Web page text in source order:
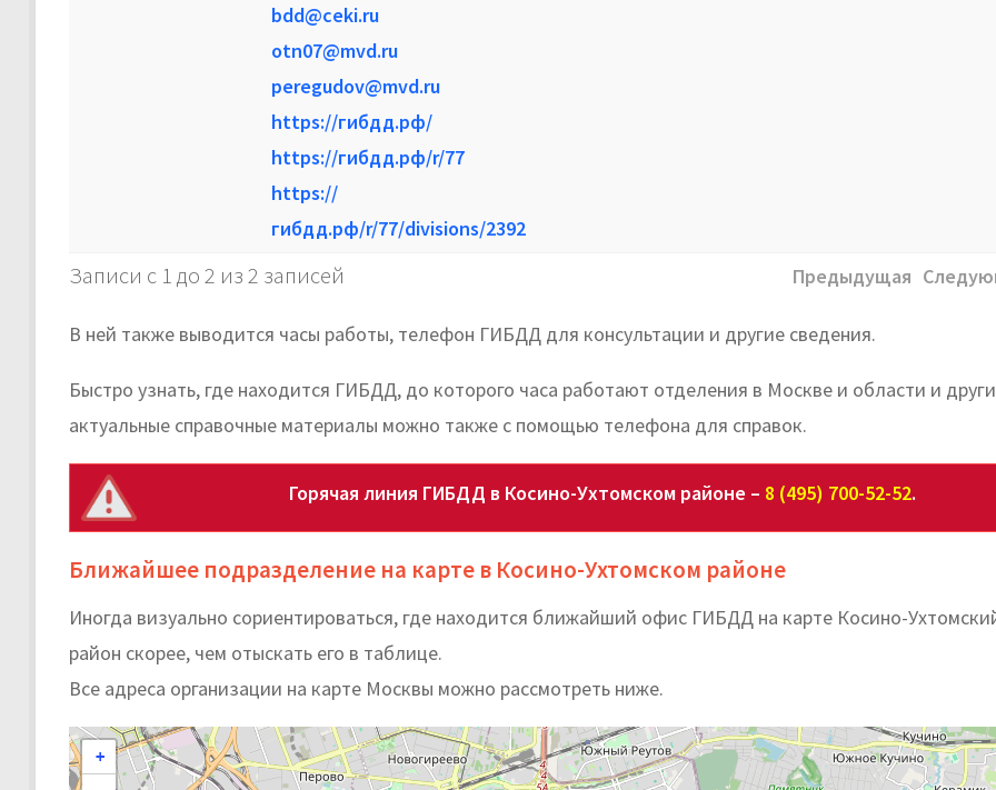
bdd@ceki.ru
otn07@mvd.ru
peregudov@mvd.ru
https://гибдд.рф/
https://гибдд.рф/r/77
https://
гибдд.рф/r/77/divisions/2392
Записи с 1 до 2 из 2 записей Предыдущая
В ней также выводится часы работы, телефон ГИБДД для консультации и другие сведения.
Быстро узнать, где находится ГИБДД, до которого часа работают отделения в Москве и области и
актуальные справочные материалы можно также с помощью телефона для справок.
Горячая линия ГИБДД в Косино-Ухтомском районе – 8 (495) 700-52-52.
Ближайшее подразделение на карте в Косино-Ухтомском районе
Иногда визуально сориентироваться, где находится ближайший офис ГИБДД на карте Косино-
район скорее, чем отыскать его в таблице.
Все адреса организации на карте Москвы можно рассмотреть ниже.
+